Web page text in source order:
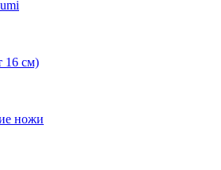
16 см)
ножи